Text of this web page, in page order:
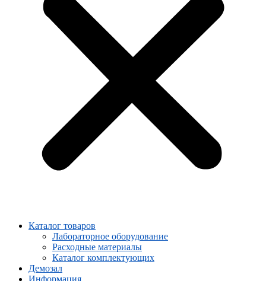
Каталог товаров
Лабораторное оборудование
Расходные материалы
Каталог комплектующих
Демозал